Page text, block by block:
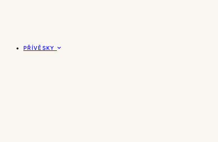
PŘÍVĚSKY